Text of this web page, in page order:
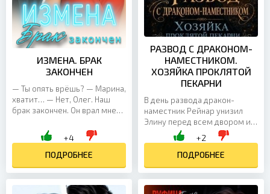
ИЗМЕНА. БРАК
ЗАКОНЧЕН
— Ты опять врёшь? — Марина,
хватит… — Нет, Олег. Наш
брак закончен. Он врал мне
звонила прямо домой и
смеялась. Дети слышали...
+4
ПОДРОБНЕЕ
РАЗВОД С ДРАКОНОМ-
НАМЕСТНИКОМ.
ХОЗЯЙКА ПРОКЛЯТОЙ
ПЕКАРНИ
В день развода дракон-
наместник Рейнар унизил
Элину перед всем двором и
предложил ей содержание —
красивую клетку для бывшей
жены. Но Элина...
+2
ПОДРОБНЕЕ